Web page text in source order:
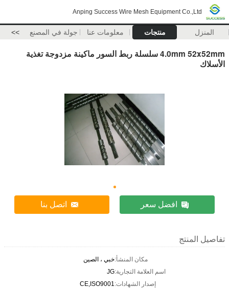
Anping Success Wire Mesh Equipment Co.,Ltd
المنزل منتجات معلومات عنا جولة في المصنع >>
4.0mm 52x52mm سلسلة ربط السور ماكينة مزدوجة تغذية
الأسلاك
افضل سعر اتصل بنا
تفاصيل المنتج
مكان المنشأ:خبي ، الصين
اسم العلامة التجارية:JG
إصدار الشهادات:CE,ISO9001